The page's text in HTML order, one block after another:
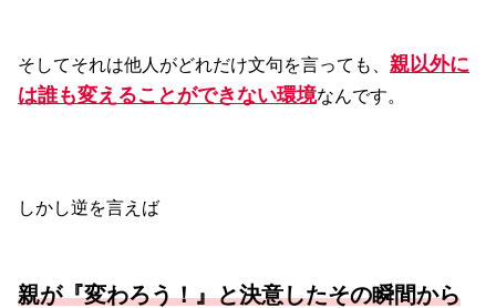
そしてそれは他人がどれだけ文句を言っても、 親以外に
は誰も変えることができない環境なんです。
しかし逆を言えば
親が『変わろう！』と決意したその瞬間から